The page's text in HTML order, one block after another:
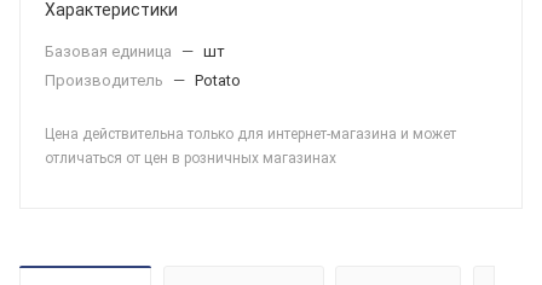
Характеристики
Базовая единица — шт
Производитель
— Potato
Цена действительна только для интернет-магазина и может
отличаться от цен в розничных магазинах